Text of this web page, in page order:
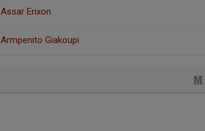
Assar Erixon
Armpenito Giakoupi